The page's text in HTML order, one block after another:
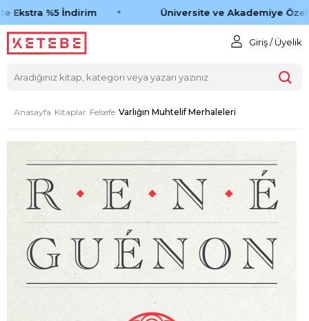
Ekstra %5 İndirim Üniversite ve Akademiye Özel
Giriş / Üyelik
Anasayfa Kitaplar Felsefe Varlığın Muhtelif Merhaleleri